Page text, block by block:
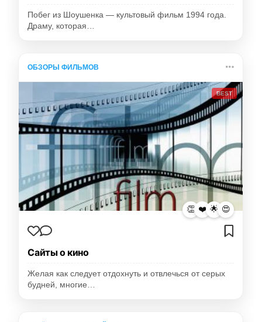
Побег из Шоушенка — культовый фильм 1994 года.
Драму, которая…
ОБЗОРЫ ФИЛЬМОВ
BEST
👏 ❤️ 🌟 😍
Сайты о кино
Желая как следует отдохнуть и отвлечься от серых
будней, многие…